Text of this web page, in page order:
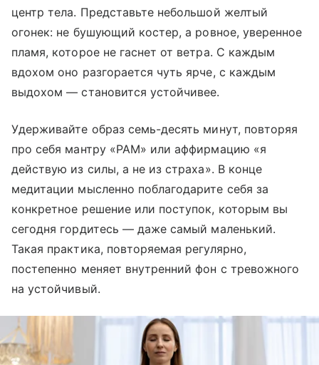
центр тела. Представьте небольшой желтый
огонек: не бушующий костер, а ровное, уверенное
пламя, которое не гаснет от ветра. С каждым
вдохом оно разгорается чуть ярче, с каждым
выдохом — становится устойчивее.
Удерживайте образ семь-десять минут, повторяя
про себя мантру «РАМ» или аффирмацию «я
действую из силы, а не из страха». В конце
медитации мысленно поблагодарите себя за
конкретное решение или поступок, которым вы
сегодня гордитесь — даже самый маленький.
Такая практика, повторяемая регулярно,
постепенно меняет внутренний фон с тревожного
на устойчивый.